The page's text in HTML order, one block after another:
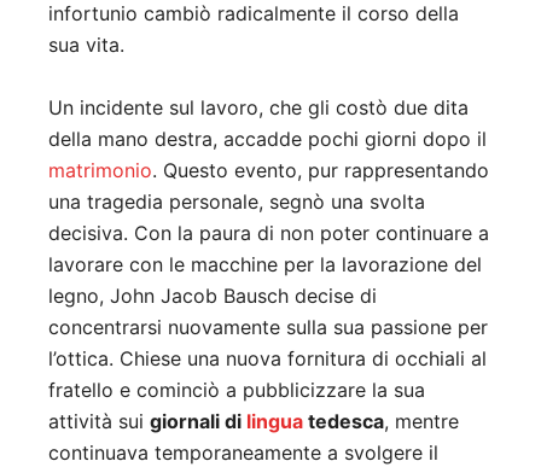
infortunio cambiò radicalmente il corso della
sua vita.
Un incidente sul lavoro, che gli costò due dita
della mano destra, accadde pochi giorni dopo il
matrimonio. Questo evento, pur rappresentando
una tragedia personale, segnò una svolta
decisiva. Con la paura di non poter continuare a
lavorare con le macchine per la lavorazione del
legno, John Jacob Bausch decise di
concentrarsi nuovamente sulla sua passione per
l’ottica. Chiese una nuova fornitura di occhiali al
fratello e cominciò a pubblicizzare la sua
attività sui giornali di lingua tedesca, mentre
continuava temporaneamente a svolgere il